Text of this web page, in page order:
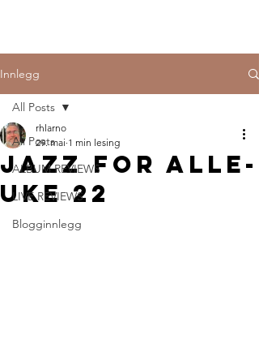
Innlegg
All Posts
ALBUM REVIEWS
LIVE REVIEWS
Blogginnlegg
All Posts
Jazz for alle-
uke 22
rhlarno
29. mai 1 min lesing